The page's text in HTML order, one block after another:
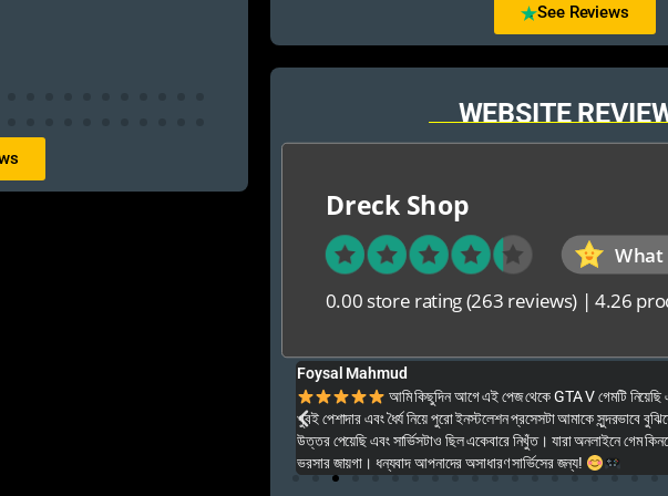
See Reviews
WEBSITE
Dreck Shop
What
0.00 store rating(263 reviews) |4.26
Foysal Mahmud
আমি কিছুদিন আগে এই পেজ থেকে GTA V গেমটি নিয়েছি
খুবই পেশাদার এবং ধৈর্য নিয়ে পুরো ইনস্টলেশন প্রসেসটা আমাকে সুন্দরভাবে
উত্তর পেয়েছি এবং সার্ভিসটাও ছিল একেবারে নিখুঁত। যারা অনলাইনে গেম
ভরসার জায়গা। ধন্যবাদ আপনাদের অসাধারণ সার্ভিসের জন্য!